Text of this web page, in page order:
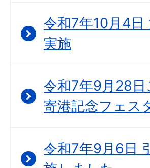
令和7年10月4日
実施
令和7年9月28
寄港記念フェス
令和7年9月6日